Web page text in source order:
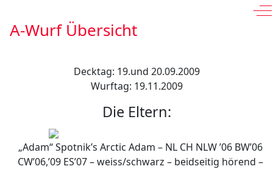
A-Wurf Übersicht
Decktag: 19.und 20.09.2009
Wurftag: 19.11.2009
Die Eltern:
„Adam“ Spotnik’s Arctic Adam – NL CH NLW ’06 BW’06
CW’06,’09 ES’07 – weiss/schwarz – beidseitig hörend –